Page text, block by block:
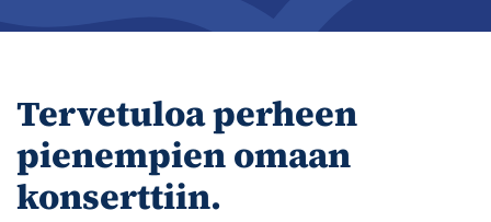
Tervetuloa perheen
pienempien omaan
konserttiin.